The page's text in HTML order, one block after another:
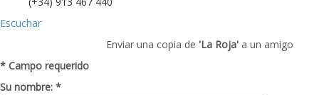
Escuchar
Enviar una copia de 'La Roja'a un amigo
* Campo requerido
Su nombre: *